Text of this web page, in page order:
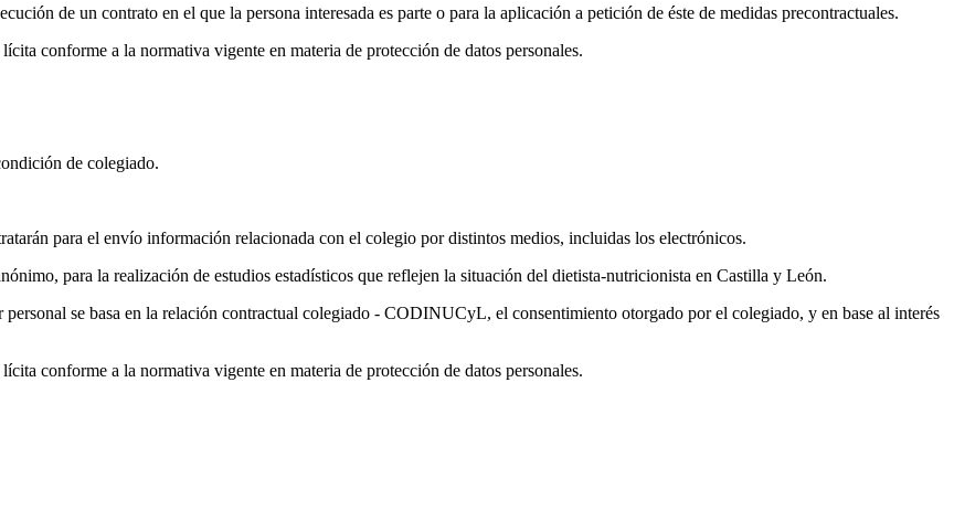
de un contrato en el que la persona interesada es parte o para la aplicación a petición de éste de medidas precontractuales.
conforme a la normativa vigente en materia de protección de datos personales.
de colegiado.
para el envío información relacionada con el colegio por distintos medios, incluidas los electrónicos.
para la realización de estudios estadísticos que reflejen la situación del dietista-nutricionista en Castilla y León.
se basa en la relación contractual colegiado - CODINUCyL, el consentimiento otorgado por el colegiado, y en base al interés
conforme a la normativa vigente en materia de protección de datos personales.